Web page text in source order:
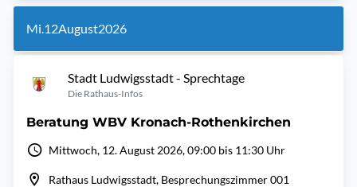
Mi.12August2026
Stadt Ludwigsstadt - Sprechtage
Die Rathaus-Infos
Beratung WBV Kronach-Rothenkirchen
Mittwoch, 12. August 2026, 09:00 bis 11:30 Uhr
Rathaus Ludwigsstadt, Besprechungszimmer 001